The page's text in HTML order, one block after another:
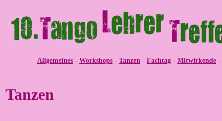
Allgemeines - Workshops - Tanzen - Fachtag - Mitwirkende -
Tanzen